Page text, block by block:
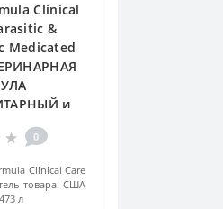
Clinical
&
Medicated
и
с
для
0
Clinical Care
товара: США
л